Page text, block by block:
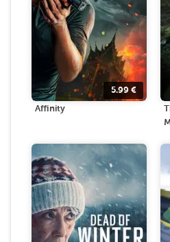
5.99 €
Affinity